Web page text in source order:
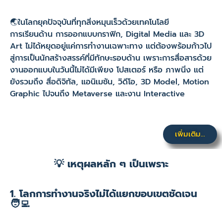
🌏ในโลกยุคปัจจุบันที่ทุกสิ่งหมุนเร็วด้วยเทคโนโลยี
การเรียนด้าน การออกแบบกราฟิก, Digital Media และ 3D
Art ไม่ได้หยุดอยู่แค่การทำงานเฉพาะทาง แต่ต้องพร้อมก้าวไป
สู่การเป็นนักสร้างสรรค์ที่มีทักษะรอบด้าน เพราะการสื่อสารด้วย
งานออกแบบในวันนี้ไม่ได้มีเพียง โปสเตอร์ หรือ ภาพนิ่ง แต่
ยังรวมถึง สื่อดิจิทัล, แอนิเมชัน, วิดีโอ, 3D Model, Motion
Graphic ไปจนถึง Metaverse และงาน Interactive
เพิ่มเติม...
💡 เหตุผลหลัก ๆ เป็นเพราะ
1. โลกการทำงานจริงไม่ได้แยกขอบเขตชัดเจน
🧑‍💻